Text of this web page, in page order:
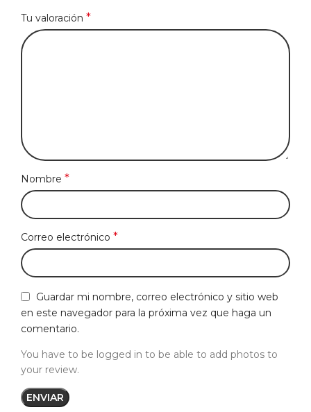
Tu valoración *
Nombre *
Correo electrónico *
Guardar mi nombre, correo electrónico y sitio web
en este navegador para la próxima vez que haga un
comentario.
You have to be logged in to be able to add photos to
your review.